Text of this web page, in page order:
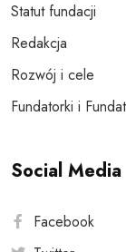
Statut fundacji
Redakcja
Rozwój i cele
Fundatorki i
Social Media
Facebook